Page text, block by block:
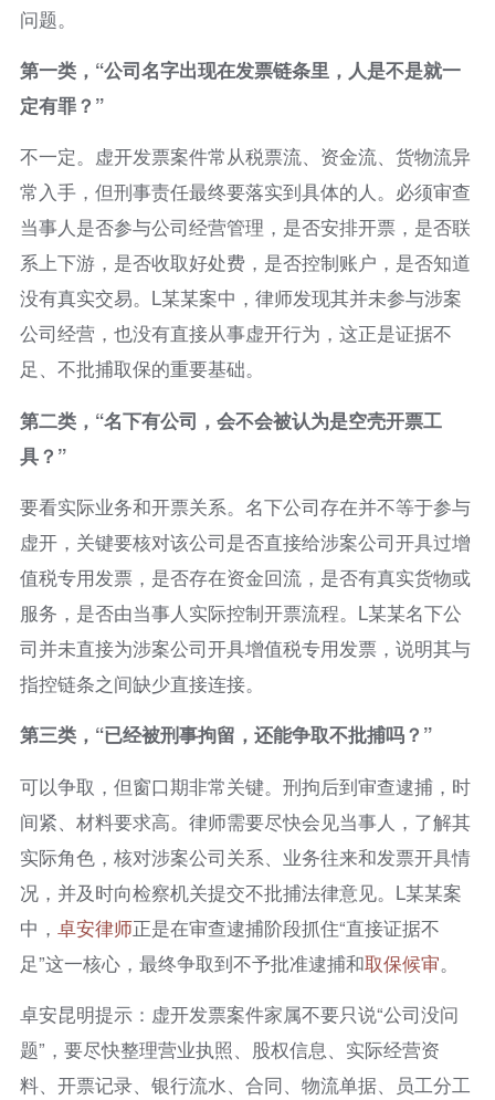
问题。
第一类，“公司名字出现在发票链条里，人是不是就一
定有罪？”
不一定。虚开发票案件常从税票流、资金流、货物流异
常入手，但刑事责任最终要落实到具体的人。必须审查
当事人是否参与公司经营管理，是否安排开票，是否联
系上下游，是否收取好处费，是否控制账户，是否知道
没有真实交易。L某某案中，律师发现其并未参与涉案
公司经营，也没有直接从事虚开行为，这正是证据不
足、不批捕取保的重要基础。
第二类，“名下有公司，会不会被认为是空壳开票工
具？”
要看实际业务和开票关系。名下公司存在并不等于参与
虚开，关键要核对该公司是否直接给涉案公司开具过增
值税专用发票，是否存在资金回流，是否有真实货物或
服务，是否由当事人实际控制开票流程。L某某名下公
司并未直接为涉案公司开具增值税专用发票，说明其与
指控链条之间缺少直接连接。
第三类，“已经被刑事拘留，还能争取不批捕吗？”
可以争取，但窗口期非常关键。刑拘后到审查逮捕，时
间紧、材料要求高。律师需要尽快会见当事人，了解其
实际角色，核对涉案公司关系、业务往来和发票开具情
况，并及时向检察机关提交不批捕法律意见。L某某案
中， 卓安律师正是在审查逮捕阶段抓住“直接证据不
足”这一核心，最终争取到不予批准逮捕和取保候审。
卓安昆明提示：虚开发票案件家属不要只说“公司没问
题”，要尽快整理营业执照、股权信息、实际经营资
料、开票记录、银行流水、合同、物流单据、员工分工